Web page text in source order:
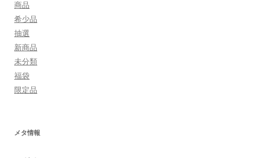
商品
希少品
抽選
新商品
未分類
福袋
限定品
メタ情報